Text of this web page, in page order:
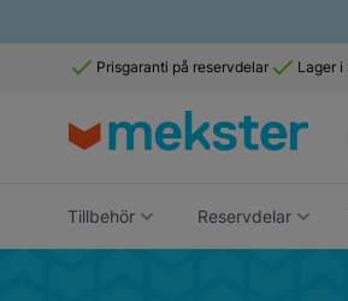
Prisgaranti på reservdelar Lager i
Tillbehör Reservdelar